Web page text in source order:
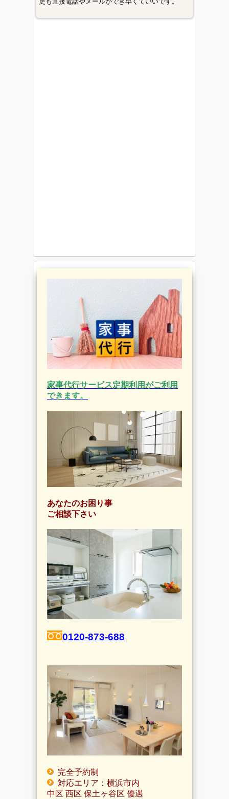
家事代行サービス定期利用がご利用
できます。
あなたのお困り事
ご相談下さい
0120-873-688
完全予約制
対応エリア：横浜市内
中区 西区 保土ヶ谷区 優遇